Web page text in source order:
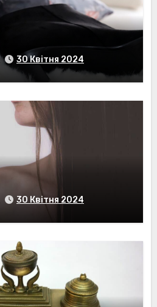
30 Квітня 2024
30 Квітня 2024